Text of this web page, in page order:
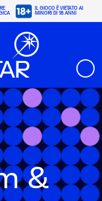
IL GIOCO È VIETATO AI
MINORI DI 18 ANNI
&